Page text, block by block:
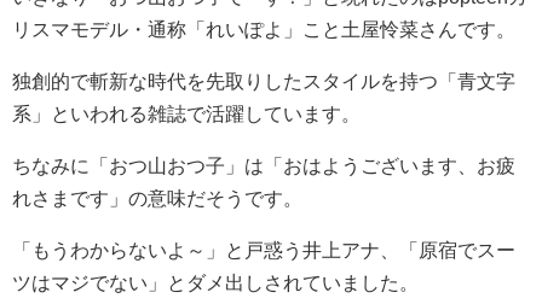
リスマモデル・通称「れいぽよ」こと土屋怜菜さんです。
独創的で斬新な時代を先取りしたスタイルを持つ「青文字
系」といわれる雑誌で活躍しています。
ちなみに「おつ山おつ子」は「おはようございます、お疲
れさまです」の意味だそうです。
「もうわからないよ～」と戸惑う井上アナ、「原宿でスー
ツはマジでない」とダメ出しされていました。